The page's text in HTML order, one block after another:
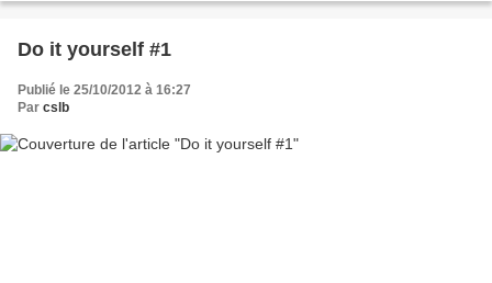
Do it yourself #1
Publié le 25/10/2012 à 16:27
Par cslb